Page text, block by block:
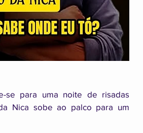
se para uma noite de risadas
Nica sobe ao palco para um